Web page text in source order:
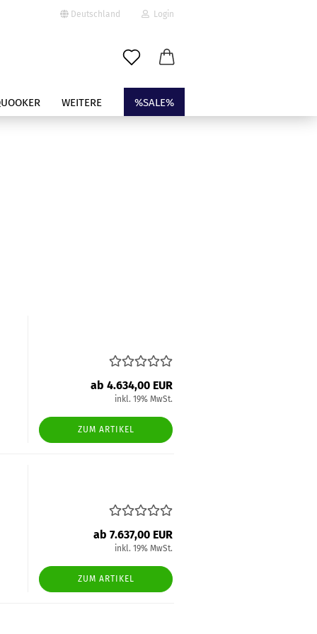
Deutschland Login
%SALE%
WEITERE
ab 4.634,00 EUR
inkl. 19% MwSt.
ZUM ARTIKEL
ab 7.637,00 EUR
inkl. 19% MwSt.
ZUM ARTIKEL